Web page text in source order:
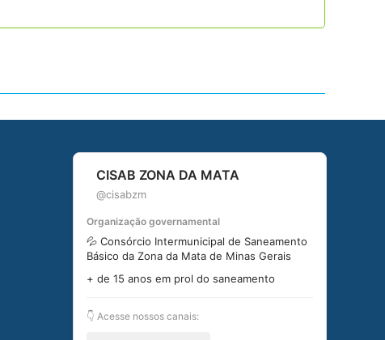
CISAB ZONA DA MATA
@cisabzm
Organização governamental
💦 Consórcio Intermunicipal de Saneamento
Básico da Zona da Mata de Minas Gerais
+ de 15 anos em prol do saneamento
👇 Acesse nossos canais: